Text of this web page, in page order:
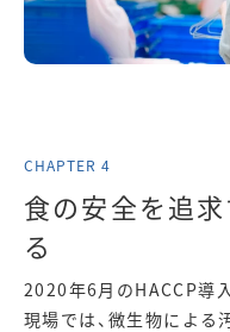
食の安全を追
る
2020年6月のHACCP導
現場では、微生物による